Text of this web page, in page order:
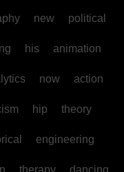
new political
his animation
now action
hip theory
engineering
therapy dancing